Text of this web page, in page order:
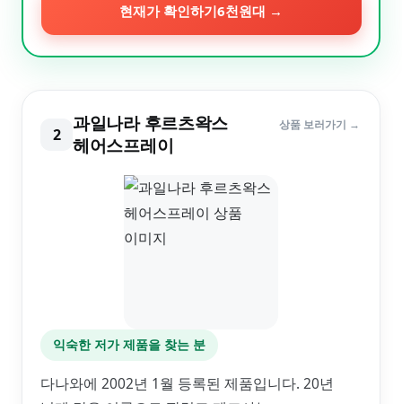
현재가 확인하기6천원대 →
2
과일나라 후르츠왁스
헤어스프레이
상품 보러가기 →
익숙한 저가 제품을 찾는 분
다나와에 2002년 1월 등록된 제품입니다. 20년